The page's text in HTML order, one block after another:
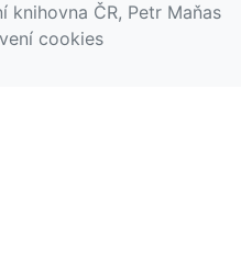
ČR, Petr Maňas
cookies